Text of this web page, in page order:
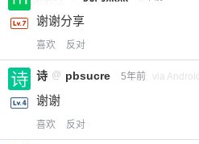
谢谢分享
喜欢 反对
诗 @ pbsucre 5年前 via Android
谢谢
喜欢 反对